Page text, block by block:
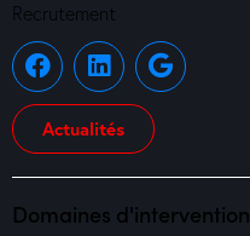
Recrutement
Actualités
Domaines d'intervention